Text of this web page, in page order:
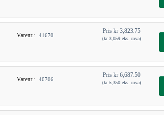
Varenr.: 41670
Pris kr 3,823.75
(kr3,059 eks. mva)
Varenr.: 40706
Pris kr 6,687.50
(kr5,350 eks. mva)